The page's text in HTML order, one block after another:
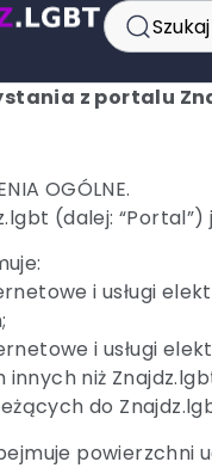
Szukaj
z portalu
OGÓLNE.
(dalej:
i usługi
i usługi
niż
do
powierzchni